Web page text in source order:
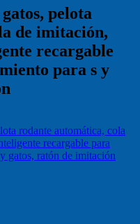
pelota
de imitación,
recargable
para s y
rodante automática, cola
recargable para
gatos, ratón de imitación